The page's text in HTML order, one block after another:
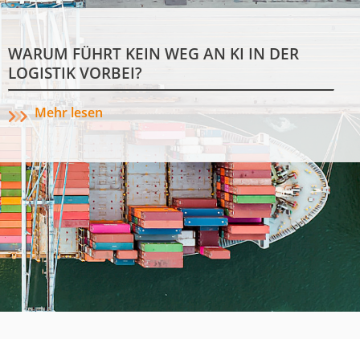
WARUM FÜHRT KEIN WEG AN KI IN DER
LOGISTIK VORBEI?
Mehr lesen